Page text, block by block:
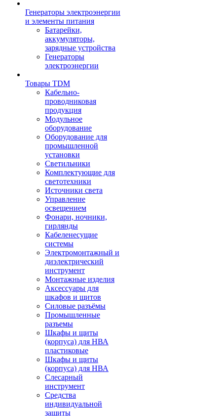
Генераторы электроэнергии
и элементы питания
Батарейки,
аккумуляторы,
зарядные устройства
Генераторы
электроэнергии
Товары TDM
Кабельно-
проводниковая
продукция
Модульное
оборудование
Оборудование для
промышленной
установки
Светильники
Комплектующие для
светотехники
Источники света
Управление
освещением
Фонари, ночники,
гирлянды
Кабеленесущие
системы
Электромонтажный и
диэлектрический
инструмент
Монтажные изделия
Аксессуары для
шкафов и щитов
Силовые разъёмы
Промышленные
разъемы
Шкафы и щиты
(корпуса) для НВА
пластиковые
Шкафы и щиты
(корпуса) для НВА
Слесарный
инструмент
Средства
индивидуальной
защиты